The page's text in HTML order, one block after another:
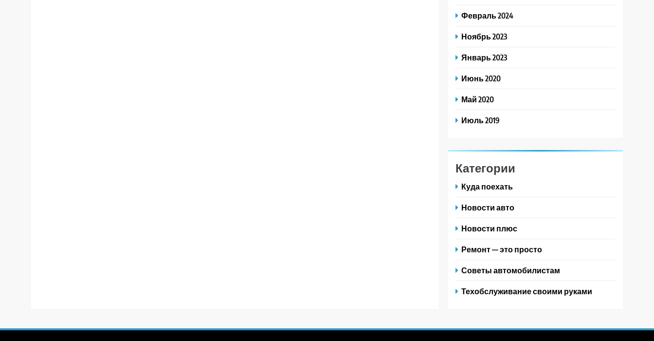
Февраль 2024
Ноябрь 2023
Январь 2023
Июнь 2020
Май 2020
Июль 2019
Категории
Куда поехать
Новости авто
Новости плюс
Ремонт — это просто
Советы автомобилистам
Техобслуживание своими руками